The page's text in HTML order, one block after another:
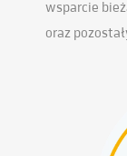
wsparcie
oraz